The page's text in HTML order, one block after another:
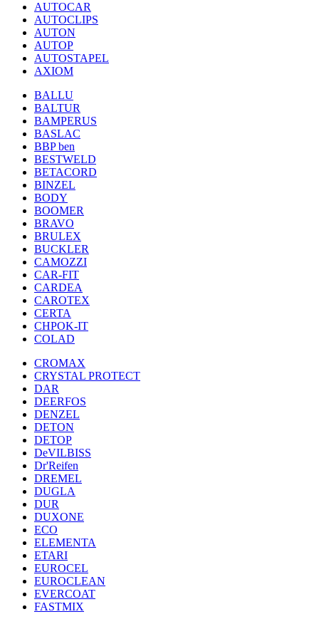
AUTOCAR
AUTOCLIPS
AUTON
AUTOP
AUTOSTAPEL
AXIOM
BALLU
BALTUR
BAMPERUS
BASLAC
BBP ben
BESTWELD
BETACORD
BINZEL
BODY
BOOMER
BRAVO
BRULEX
BUCKLER
CAMOZZI
CAR-FIT
CARDEA
CAROTEX
CERTA
CHPOK-IT
COLAD
CROMAX
CRYSTAL PROTECT
DAR
DEERFOS
DENZEL
DETON
DETOP
DeVILBISS
Dr'Reifen
DREMEL
DUGLA
DUR
DUXONE
ECO
ELEMENTA
ETARI
EUROCEL
EUROCLEAN
EVERCOAT
FASTMIX